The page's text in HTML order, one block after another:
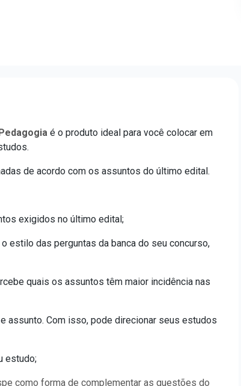
é o produto ideal para você colocar em
de acordo com os assuntos do último edital.
exigidos no último edital;
estilo das perguntas da banca do seu concurso,
quais os assuntos têm maior incidência nas
assunto. Com isso, pode direcionar seus estudos
estudo;
como forma de complementar as questões do